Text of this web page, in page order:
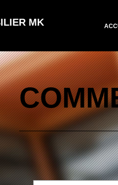
MK